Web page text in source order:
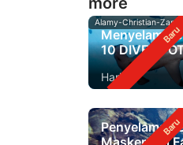
Alamy-Christian-Zappel
Menyelam
10 DIVE
Hari ini
Penyelaman
Masker Full